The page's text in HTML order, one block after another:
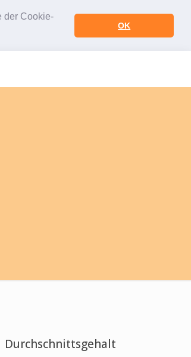
der Cookie-
OK
Durchschnittsgehalt